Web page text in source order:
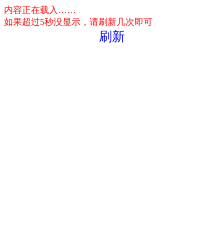
内容正在载入……
如果超过5秒没显示，请刷新几次即可
刷新